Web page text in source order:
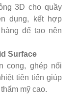
3D cho quầy
dụng, kết hợp
để tạo nên
Surface
cong, ghép nối
tiên tiến giúp
mỹ cao.